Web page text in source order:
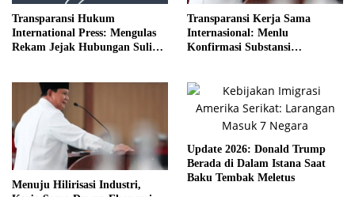
Transparansi Hukum
International Press: Mengulas
Rekam Jejak Hubungan Suli
Transparansi Kerja Sama
Internasional: Menlu
Konfirmasi Substansi
Menuju Hilirisasi Industri,
Update 2026: Donald Trump
Berada di Dalam Istana Saat
Baku Tembak Meletus